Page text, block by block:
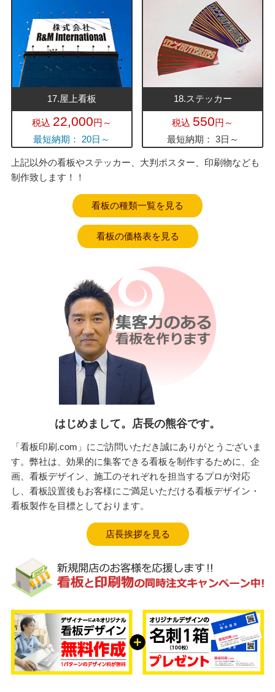
17.屋上看板
税込 22,000円～
最短納期： 20日～
18.ステッカー
税込 550円～
最短納期： 3日～
上記以外の看板やステッカー、大判ポスター、印刷物なども
制作致します！！
看板の種類一覧を見る
看板の価格表を見る
はじめまして。店長の熊谷です。
「看板印刷.com」にご訪問いただき誠にありがとうございま
す。弊社は、効果的に集客できる看板を制作するために、企
画、看板デザイン、施工のそれぞれを担当するプロが対応
し、看板設置後もお客様にご満足いただける看板デザイン・
看板製作を目標としております。
店長挨拶を見る